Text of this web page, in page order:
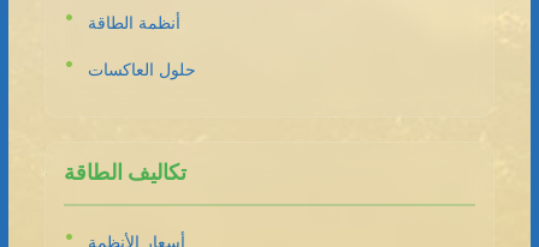
أنظمة الطاقة
حلول العاكسات
تكاليف الطاقة